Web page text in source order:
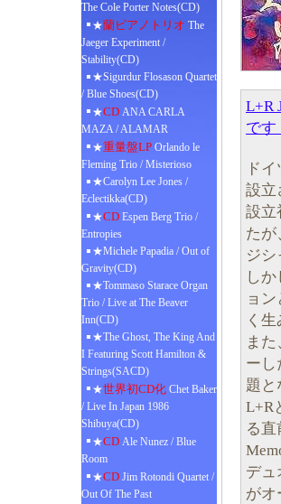
The Cole Porter Notes(CD)
★蘭ピアノトリオ The
Jaeger Experiment /
Stability(CD)
★Sigurdur Flosason Quartet
/ Blue Shoes(CD)
★CD ANA CARLA
MAZA / ALAMAR
★重量盤LP Orlando le
Fleming Trio / Misterioso
★Carolyn Lee Jones /
Eclectikka(CD)
★CD Espen Berg Trio /
Entropies
★Michele Papadia / Out of
Gravity(CD)
★Tommaso Starace Organ
Trio / Live at The Beaver
Inn(CD)
★The Ghost, The King And
I Featuring Scott Hamilton &
Strings(SACD)
★世界初CD化 Chet Baker
/ Live In Japan 1986
Shibuya(CD)
★CD Ale Nunez / Blue
Room
★CD Jim Rotondi Quartet /
Out Of The Past
L+R
です
ド
設立
設立
たが
ジ
し
ョ
く
ま
ーし
題と
L+R
る
デュ
がオ